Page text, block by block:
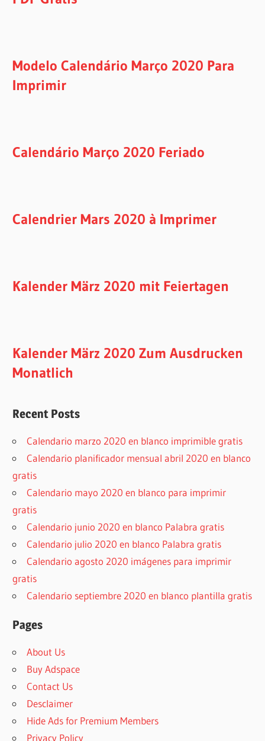
Modelo Calendário Março 2020 Para
Imprimir
Calendário Março 2020 Feriado
Calendrier Mars 2020 à Imprimer
Kalender März 2020 mit Feiertagen
Kalender März 2020 Zum Ausdrucken
Monatlich
Recent Posts
Calendario marzo 2020 en blanco imprimible gratis
Calendario planificador mensual abril 2020 en blanco
gratis
Calendario mayo 2020 en blanco para imprimir
gratis
Calendario junio 2020 en blanco Palabra gratis
Calendario julio 2020 en blanco Palabra gratis
Calendario agosto 2020 imágenes para imprimir
gratis
Calendario septiembre 2020 en blanco plantilla gratis
Pages
About Us
Buy Adspace
Contact Us
Desclaimer
Hide Ads for Premium Members
Privacy Policy